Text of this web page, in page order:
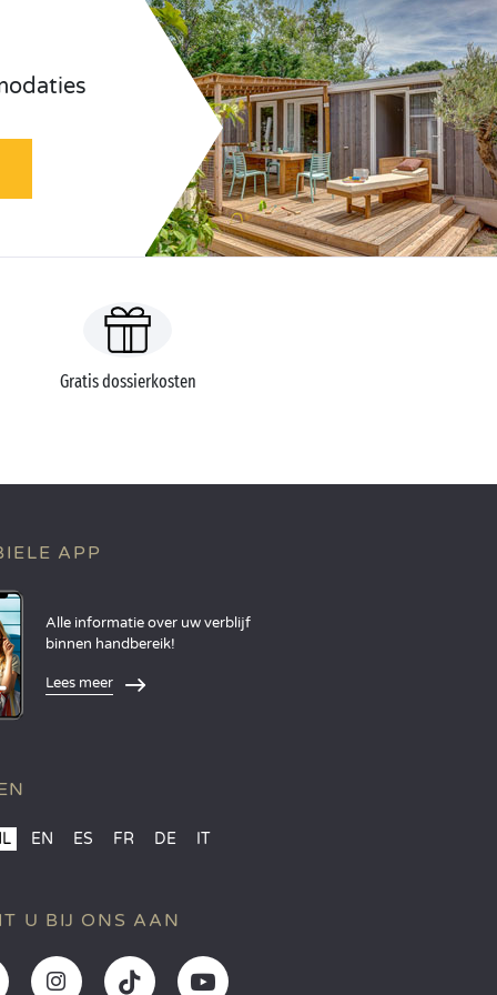
Gratis dossierkosten
APP
Alle informatie over uw verblijf
binnen handbereik!
Lees meer
EN ES FR DE IT
U BIJ ONS AAN